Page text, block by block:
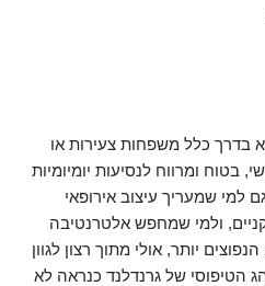
בדרך כלל משפחות צעירות או
בטוח ומרווח לנסיעות יומיומיות
למי שמעריך עיצוב אירופאי
ולמי שמחפש אלטרנטיבה
יותר, אולי מתוך רצון לגוון
הטיפוסי של גרנדלנד כנראה לא